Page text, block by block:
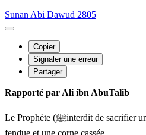
Sunan Abi Dawud 2805
Copier
Signaler une erreur
Partager
Rapporté par Ali ibn AbuTalib
Le Prophète (ﷺinterdit de sacrifier un animal avec une oreille
fendue et une corne cassée.